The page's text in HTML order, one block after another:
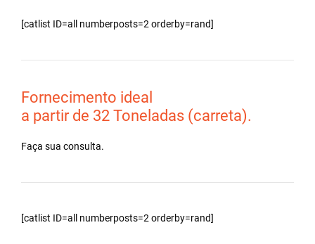
[catlist ID=all numberposts=2 orderby=rand]
Fornecimento ideal
a partir de 32 Toneladas (carreta).
Faça sua consulta.
[catlist ID=all numberposts=2 orderby=rand]